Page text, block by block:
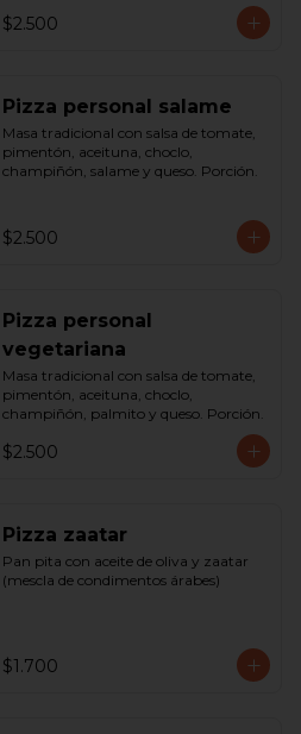
$2.500
Pizza personal salame
Masa tradicional con salsa de tomate,
pimentón, aceituna, choclo,
champiñón, salame y queso. Porción.
$2.500
Pizza personal
vegetariana
Masa tradicional con salsa de tomate,
pimentón, aceituna, choclo,
champiñón, palmito y queso. Porción.
$2.500
Pizza zaatar
Pan pita con aceite de oliva y zaatar
(mescla de condimentos árabes)
$1.700